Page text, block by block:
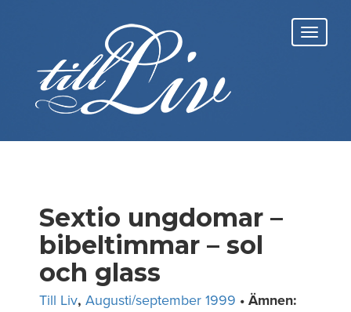
Sextio ungdomar –
bibeltimmar – sol
och glass
Till Liv, Augusti/september 1999 • Ämnen: